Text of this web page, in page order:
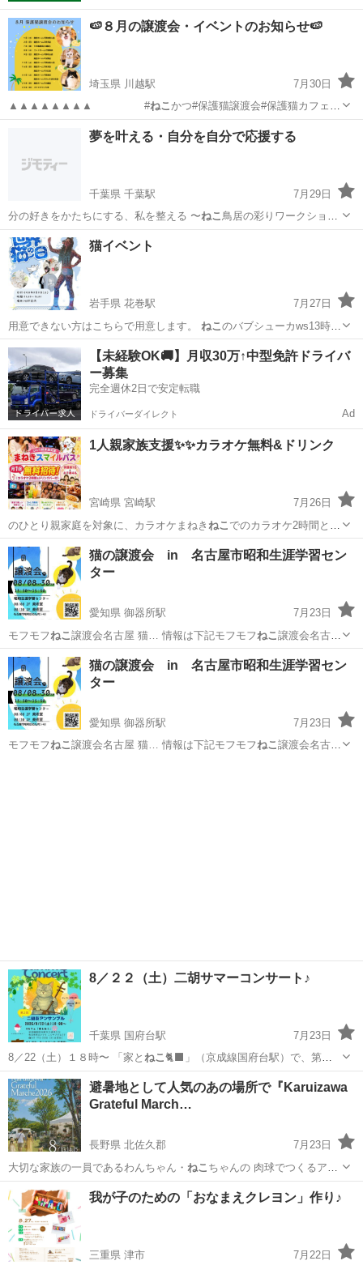
🍉８月の譲渡会・イベントのお知らせ🍉
埼玉県 川越駅
7月30日
▲▲▲▲▲▲▲▲ #ねこかつ#保護猫譲渡会#保護猫カフェ#
里親…
川越市 川越駅 その他 ステラタウン
夢を叶える・自分を自分で応援する
千葉県 千葉駅
7月29日
分の好きをかたちにする、私を整える 〜ねこ鳥居の彩りワークショッ
プ〜」 ​概要…
千葉 千葉市 千葉駅
猫イベント
岩手県 花巻駅
7月27日
用意できない方はこちらで用意します。 ねこ のバブシューカws13時か
ら14時半位…
岩手 花巻市 花巻駅 その他 毛糸
【未経験OK🚚】月収30万↑中型免許ドライバ
ー募集
完全週休2日で安定転職
ドライバーダイレクト Ad
1人親家族支援✨✨カラオケ無料&ドリンク
宮崎県 宮崎駅
7月26日
のひとり親家庭を対象に、カラオケまねき ねこ でのカラオケ2時間とド
リンクバーを月に…
宮崎 宮崎市 宮崎駅 ひとり親家庭
猫の譲渡会 in 名古屋市昭和生涯学習セン
ター
愛知県 御器所駅
7月23日
モフモフねこ 譲渡会名古屋 猫… 情報は下記モフモフねこ 譲渡会名古屋
ブログ… #地域猫 #さくらねこ#tnr #里親… 親募集中 #猫 #ねこ#殺処
分ゼロ #… 飼おう #モフモフねこ 譲渡会名古屋 #ペ…
愛知 名古屋市 御器所駅 その他 ねこ
猫の譲渡会 in 名古屋市昭和生涯学習セン
ター
愛知県 御器所駅
7月23日
モフモフねこ譲渡会名古屋 猫… 情報は下記モフモフねこ譲渡会名古屋
8／２２（土）二胡サマーコンサート♪
千葉県 国府台駅
7月23日
8／22（土）１８時〜 「家と ねこ🐈‍⬛」（京成線国府台駅）で、第２
回 …
千葉 市川市 国府台駅 コンサート/ショー サマー
避暑地として人気のあの場所で『Karuizawa
Grateful March…
長野県 北佐久郡
7月23日
大切な家族の一員であるわんちゃん・ ねこ ちゃんの 肉球でつくるアー
トのワーク…
長野 北佐久郡 ワークショップ わんちゃん
我が子のための「おなまえクレヨン」作り♪
三重県 津市
7月22日